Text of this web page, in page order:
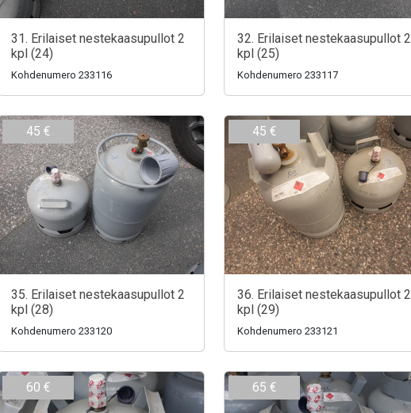
31. Erilaiset nestekaasupullot 2
kpl (24)
Kohdenumero 233116
32. Erilaiset nestekaasupullot 2
kpl (25)
Kohdenumero 233117
45 €
35. Erilaiset nestekaasupullot 2
kpl (28)
Kohdenumero 233120
45 €
36. Erilaiset nestekaasupullot 2
kpl (29)
Kohdenumero 233121
60 € 65 €